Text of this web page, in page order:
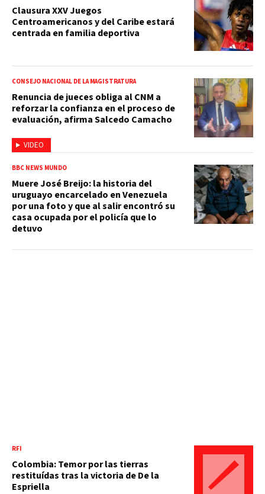
Clausura XXV Juegos
Centroamericanos y del Caribe estará
centrada en familia deportiva
VIDEO
CONSEJO NACIONAL DE LA MAGISTRATURA
Renuncia de jueces obliga al CNM a
reforzar la confianza en el proceso de
evaluación, afirma Salcedo Camacho
BBC NEWS MUNDO
Muere José Breijo: la historia del
uruguayo encarcelado en Venezuela
por una foto y que al salir encontró su
casa ocupada por el policía que lo
detuvo
RFI
Colombia: Temor por las tierras
restituídas tras la victoria de De la
Espriella